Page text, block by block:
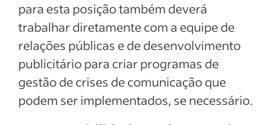
para esta posição também deverá
trabalhar diretamente com a equipe de
relações públicas e de desenvolvimento
publicitário para criar programas de
gestão de crises de comunicação que
podem ser implementados, se necessário.